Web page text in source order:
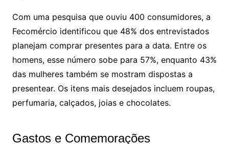
Com uma pesquisa que ouviu 400 consumidores, a
Fecomércio identificou que 48% dos entrevistados
planejam comprar presentes para a data. Entre os
homens, esse número sobe para 57%, enquanto 43%
das mulheres também se mostram dispostas a
presentear. Os itens mais desejados incluem roupas,
perfumaria, calçados, joias e chocolates.
Gastos e Comemorações